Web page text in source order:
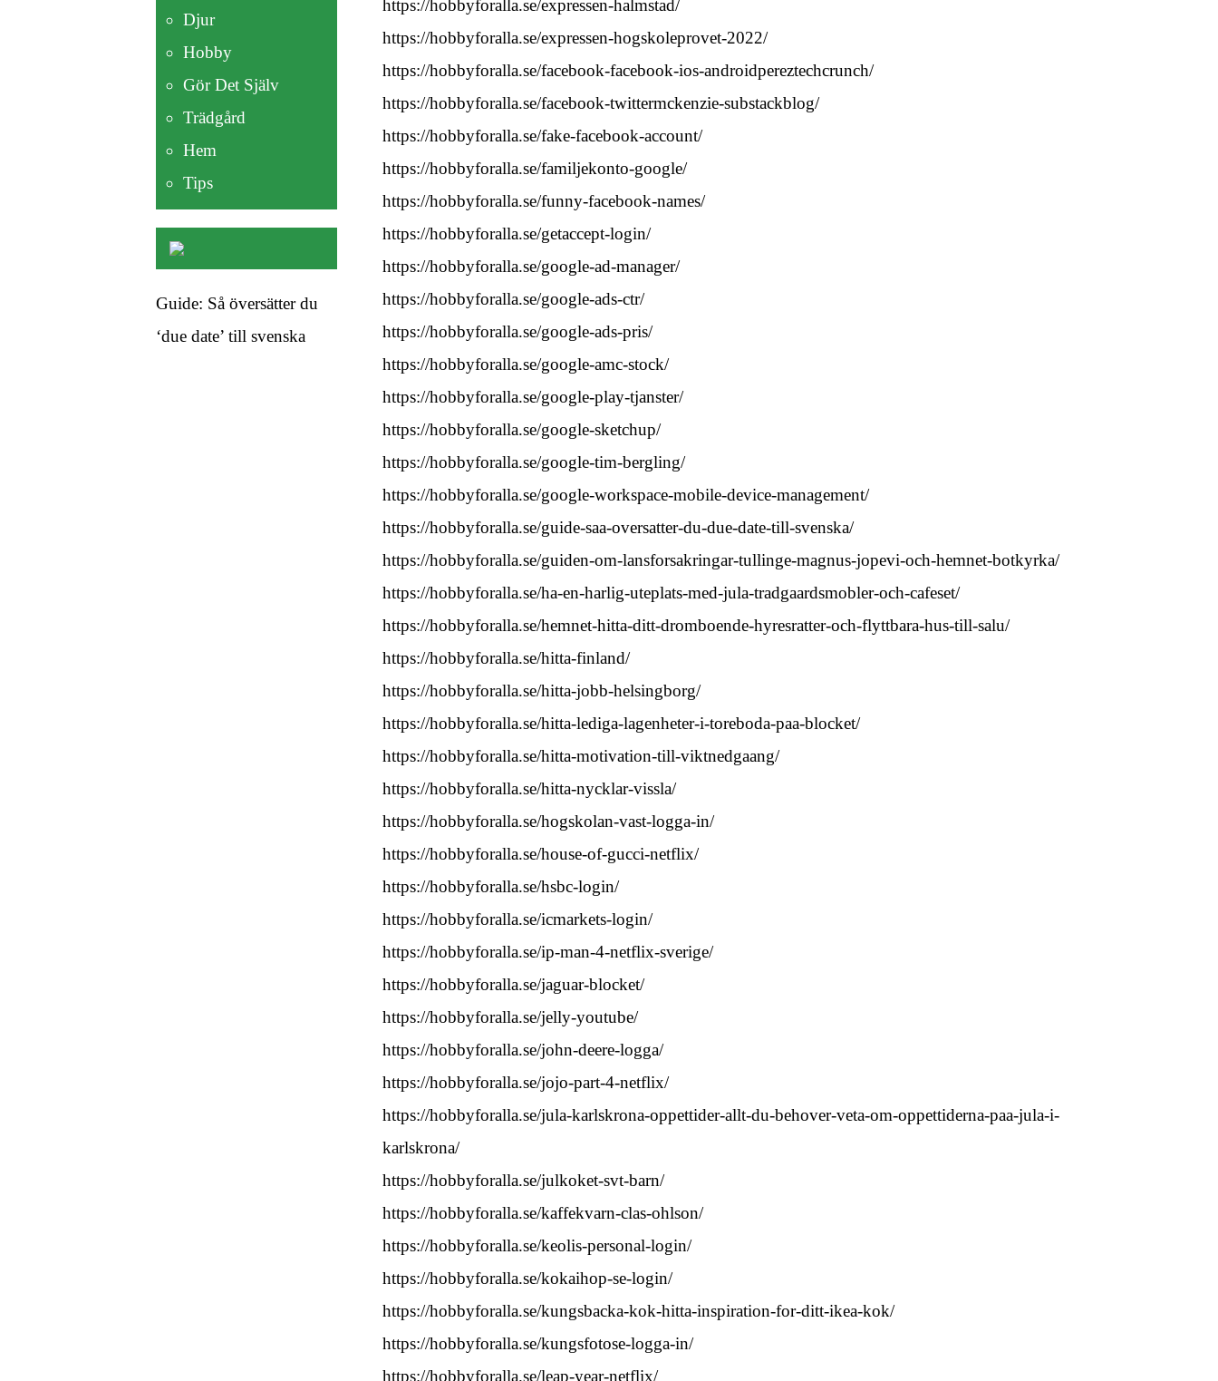
https://hobbyforalla.se/expressen-halmstad/
https://hobbyforalla.se/expressen-hogskoleprovet-2022/
https://hobbyforalla.se/facebook-facebook-ios-androidpereztechcrunch/
https://hobbyforalla.se/facebook-twittermckenzie-substackblog/
https://hobbyforalla.se/fake-facebook-account/
https://hobbyforalla.se/familjekonto-google/
https://hobbyforalla.se/funny-facebook-names/
https://hobbyforalla.se/getaccept-login/
https://hobbyforalla.se/google-ad-manager/
https://hobbyforalla.se/google-ads-ctr/
https://hobbyforalla.se/google-ads-pris/
https://hobbyforalla.se/google-amc-stock/
https://hobbyforalla.se/google-play-tjanster/
https://hobbyforalla.se/google-sketchup/
https://hobbyforalla.se/google-tim-bergling/
https://hobbyforalla.se/google-workspace-mobile-device-management/
https://hobbyforalla.se/guide-saa-oversatter-du-due-date-till-svenska/
https://hobbyforalla.se/guiden-om-lansforsakringar-tullinge-magnus-jopevi-och-hemnet-botkyrka/
https://hobbyforalla.se/ha-en-harlig-uteplats-med-jula-tradgaardsmobler-och-cafeset/
https://hobbyforalla.se/hemnet-hitta-ditt-dromboende-hyresratter-och-flyttbara-hus-till-salu/
https://hobbyforalla.se/hitta-finland/
https://hobbyforalla.se/hitta-jobb-helsingborg/
https://hobbyforalla.se/hitta-lediga-lagenheter-i-toreboda-paa-blocket/
https://hobbyforalla.se/hitta-motivation-till-viktnedgaang/
https://hobbyforalla.se/hitta-nycklar-vissla/
https://hobbyforalla.se/hogskolan-vast-logga-in/
https://hobbyforalla.se/house-of-gucci-netflix/
https://hobbyforalla.se/hsbc-login/
https://hobbyforalla.se/icmarkets-login/
https://hobbyforalla.se/ip-man-4-netflix-sverige/
https://hobbyforalla.se/jaguar-blocket/
https://hobbyforalla.se/jelly-youtube/
https://hobbyforalla.se/john-deere-logga/
https://hobbyforalla.se/jojo-part-4-netflix/
https://hobbyforalla.se/jula-karlskrona-oppettider-allt-du-behover-veta-om-oppettiderna-paa-jula-i-
karlskrona/
https://hobbyforalla.se/julkoket-svt-barn/
https://hobbyforalla.se/kaffekvarn-clas-ohlson/
https://hobbyforalla.se/keolis-personal-login/
https://hobbyforalla.se/kokaihop-se-login/
https://hobbyforalla.se/kungsbacka-kok-hitta-inspiration-for-ditt-ikea-kok/
https://hobbyforalla.se/kungsfotose-logga-in/
https://hobbyforalla.se/leap-year-netflix/
Djur
Hobby
Gör Det Själv
Trädgård
Hem
Tips
Guide: Så översätter du
‘due date’ till svenska